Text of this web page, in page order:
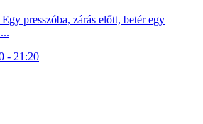
presszóba, zárás előtt, betér egy
- 21:20